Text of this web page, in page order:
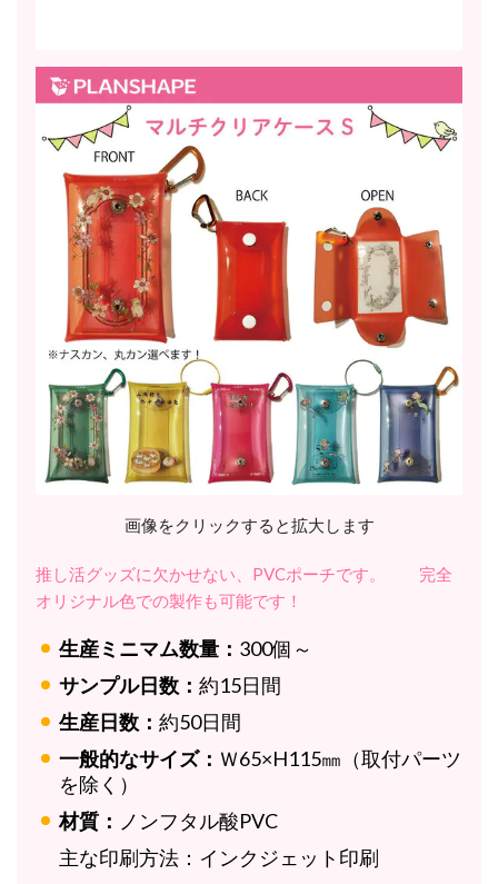
画像をクリックすると拡大します
推し活グッズに欠かせない、PVCポーチです。 完全
オリジナル色での製作も可能です！
生産ミニマム数量： 300個～
サンプル日数： 約15日間
生産日数： 約50日間
一般的なサイズ： Ｗ65×H115㎜（取付パーツ
を除く）
材質： ノンフタル酸PVC
主な印刷方法： インクジェット印刷